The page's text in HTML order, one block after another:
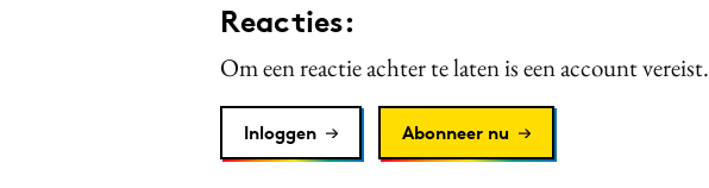
Reacties:
Om een reactie achter te laten is een account vereist.
Inloggen Abonneer nu